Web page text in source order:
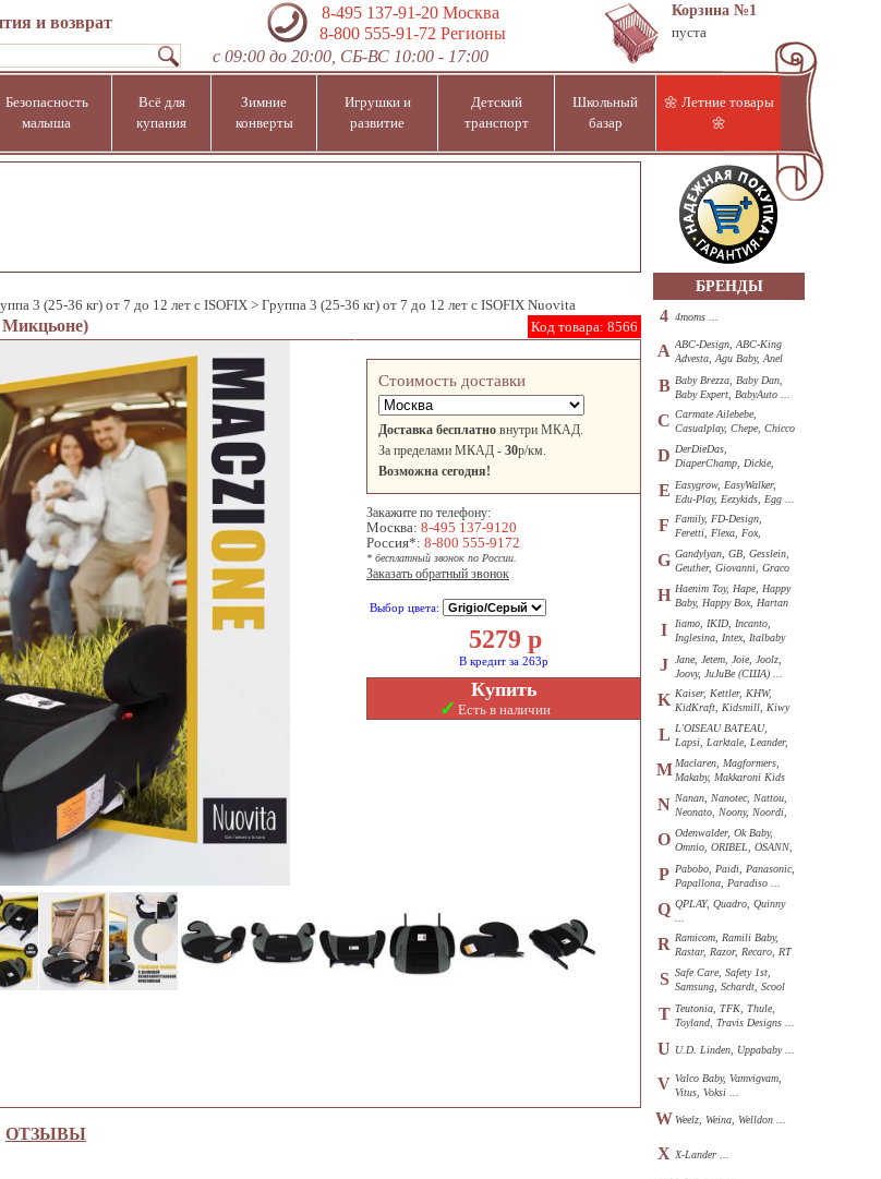
и возврат
8-495 137-91-20Москва
8-800 555-91-72 Регионы
с 09:00 до 20:00, СБ-ВС 10:00 - 17:00
Корзина №1
пуста
Безопасность
малыша
Всё для
купания
Зимние
конверты
Игрушки и
развитие
Детский
транспорт
Школьный
базар
🌼 Летние товары
🌼
3 (25-36 кг) от 7 до 12 лет с ISOFIX > Группа 3 (25-36 кг) от 7 до 12 лет с ISOFIX Nuovita
Код товара: 8566
Микцьоне)
Стоимость доставки
Доставка бесплатно внутри МКАД.
За пределами МКАД - 30р/км.
Возможна сегодня!
Закажите по телефону:
Москва: 8-495 137-9120
Россия*: 8-800 555-9172
* бесплатный звонок по России.
Заказать обратный звонок
Выбор цвета:
5279 р
В кредит за 263р
Купить
✓ Есть в наличии
ОТЗЫВЫ
БРЕНДЫ
4 4moms ...
A ABC-Design, ABC-King
Advesta, Agu Baby, Anel
B Baby Brezza, Baby Dan,
Baby Expert, BabyAuto ...
C Carmate Ailebebe,
Casualplay, Chepe, Chicco
D DerDieDas,
DiaperChamp, Dickie,
E Easygrow, EasyWalker,
Edu-Play, Eezykids, Egg ...
F
Family, FD-Design,
Feretti, Flexa, Fox,
G Gandylyan, GB, Gesslein,
Geuther, Giovanni, Graco
H Haenim Toy, Hape, Happy
Baby, Happy Box, Hartan
I
Iiamo, IKID, Incanto,
Inglesina, Intex, Italbaby
J
Jane, Jetem, Joie, Joolz,
Joovy, JuJuBe (США) ...
K Kaiser, Kettler, KHW,
KidKraft, Kidsmill, Kiwy
L L'OISEAU BATEAU,
Lapsi, Larktale, Leander,
M Maclaren, Magformers,
Makaby, Makkaroni Kids
N Nanan, Nanotec, Nattou,
Neonato, Noony, Noordi,
O Odenwalder, Ok Baby,
Omnio, ORIBEL, OSANN,
P Pabobo, Paidi, Panasonic,
Papallona, Paradiso ...
Q QPLAY, Quadro, Quinny
R Ramicom, Ramili Baby,
Rastar, Razor, Recaro, RT
S Safe Care, Safety 1st,
Samsung, Schardt, Scool
T Teutonia, TFK, Thule,
Toyland, Travis Designs ...
U U.D. Linden, Uppababy ...
V Valco Baby, Vamvigvam,
Vitus, Voksi ...
WWeelz, Weina, Welldon ...
X X-Lander ...